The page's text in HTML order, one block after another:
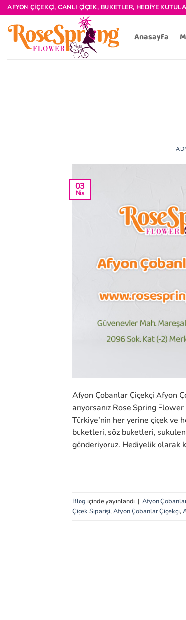
İçeriğe
atla
AFYON ÇIÇEKÇI, CANLI ÇIÇEK, BUKETLER, HEDIYE
Anasayfa
03
Nis
Afyon Çobanlar Çiçekçi Afyon
arıyorsanız Rose Spring
Türkiye’nin her yerine çiçek ve
buketleri, söz buketleri,
gönderiyoruz. Hediyelik olarak
Blog içinde yayınlandı | Afyon
Çiçek Siparişi,Afyon Çobanlar Çiçekçi,